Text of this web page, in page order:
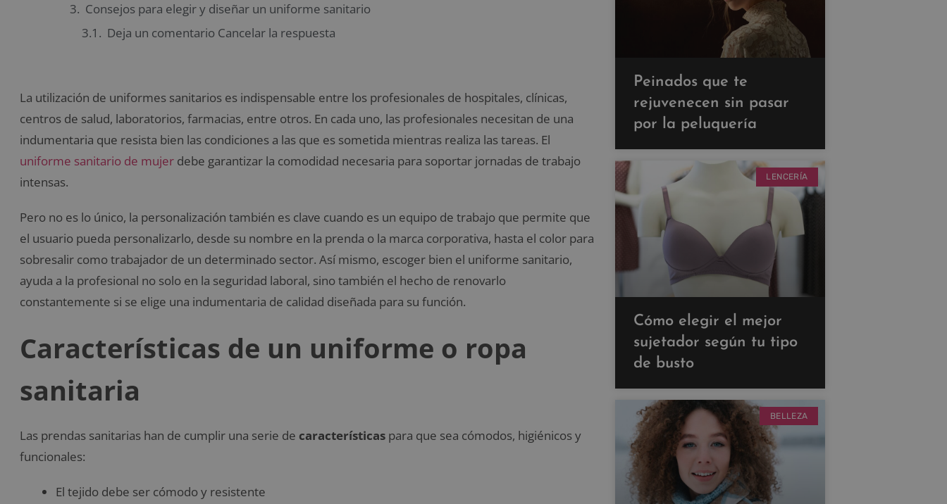
Consejos para elegir y diseñar un uniforme sanitario
Deja un comentario Cancelar la respuesta
La utilización de uniformes sanitarios es indispensable entre los profesionales de hospitales, clínicas,
centros de salud, laboratorios, farmacias, entre otros. En cada uno, las profesionales necesitan de una
indumentaria que resista bien las condiciones a las que es sometida mientras realiza las tareas. El
uniforme sanitario de mujer debe garantizar la comodidad necesaria para soportar jornadas de trabajo
intensas.
Pero no es lo único, la personalización también es clave cuando es un equipo de trabajo que permite que
el usuario pueda personalizarlo, desde su nombre en la prenda o la marca corporativa, hasta el color para
sobresalir como trabajador de un determinado sector. Así mismo, escoger bien el uniforme sanitario,
ayuda a la profesional no solo en la seguridad laboral, sino también el hecho de renovarlo
constantemente si se elige una indumentaria de calidad diseñada para su función.
Características de un uniforme o ropa
sanitaria
Las prendas sanitarias han de cumplir una serie de características para que sea cómodos, higiénicos y
funcionales:
El tejido debe ser cómodo y resistente
Peinados que te
rejuvenecen sin pasar
por la peluquería
LENCERÍA
Cómo elegir el mejor
sujetador según tu tipo
de busto
BELLEZA